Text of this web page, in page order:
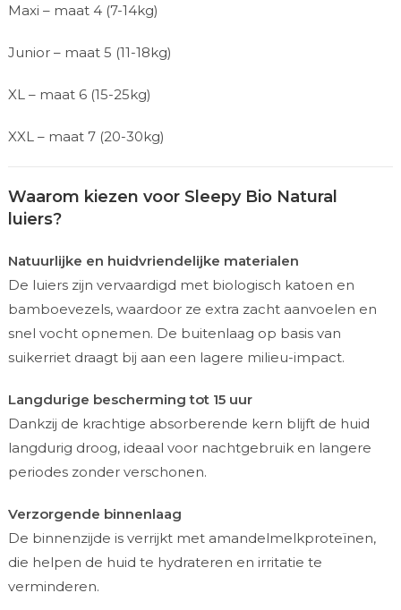
Maxi – maat 4 (7-14kg)
Junior – maat 5 (11-18kg)
XL – maat 6 (15-25kg)
XXL – maat 7 (20-30kg)
Waarom kiezen voor Sleepy Bio Natural
luiers?
Natuurlijke en huidvriendelijke materialen
De luiers zijn vervaardigd met biologisch katoen en
bamboevezels, waardoor ze extra zacht aanvoelen en
snel vocht opnemen. De buitenlaag op basis van
suikerriet draagt bij aan een lagere milieu-impact.
Langdurige bescherming tot 15 uur
Dankzij de krachtige absorberende kern blijft de huid
langdurig droog, ideaal voor nachtgebruik en langere
periodes zonder verschonen.
Verzorgende binnenlaag
De binnenzijde is verrijkt met amandelmelkproteïnen,
die helpen de huid te hydrateren en irritatie te
verminderen.